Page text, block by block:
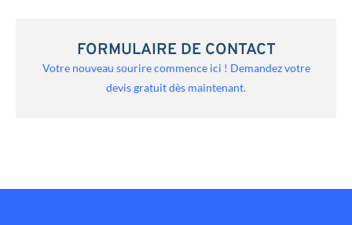
FORMULAIRE DE CONTACT
Votre nouveau sourire commence ici ! Demandez votre
devis gratuit dès maintenant.